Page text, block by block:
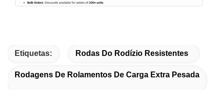
Etiquetas: Rodas Do Rodízio Resistentes
Rodagens De Rolamentos De Carga Extra Pesada